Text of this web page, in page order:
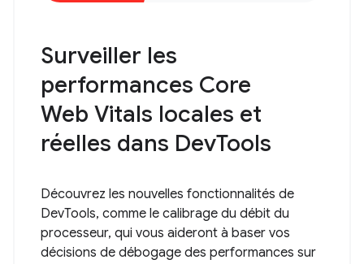
Surveiller les
performances Core
Web Vitals locales et
réelles dans DevTools
Découvrez les nouvelles fonctionnalités de
DevTools, comme le calibrage du débit du
processeur, qui vous aideront à baser vos
décisions de débogage des performances sur